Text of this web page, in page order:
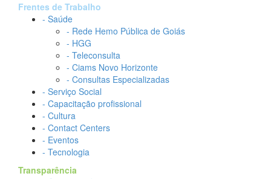
Frentes de Trabalho
- Saúde
- Rede Hemo Pública de Goiás
- HGG
- Teleconsulta
- Ciams Novo Horizonte
- Consultas Especializadas
- Serviço Social
- Capacitação profissional
- Cultura
- Contact Centers
- Eventos
- Tecnologia
Transparência